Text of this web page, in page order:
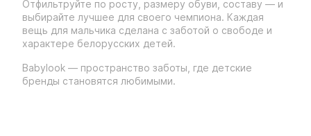
Отфильтруйте по росту, размеру обуви, составу — и
выбирайте лучшее для своего чемпиона. Каждая
вещь для мальчика сделана с заботой о свободе и
характере белорусских детей.
Babylook — пространство заботы, где детские
бренды становятся любимыми.